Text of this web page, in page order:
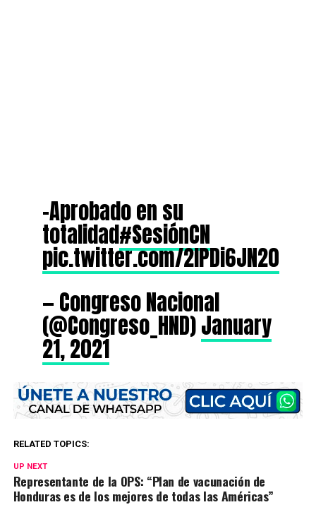
-Aprobado en su
totalidad#SesiónCN
pic.twitter.com/2lPDi6JN20
— Congreso Nacional
(@Congreso_HND)January
21, 2021
RELATED TOPICS:
UP NEXT
Representante de la OPS: “Plan de vacunación de
Honduras es de los mejores de todas las Américas”